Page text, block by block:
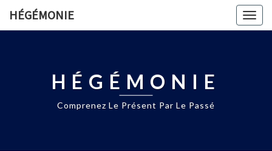
HÉGÉMONIE
HÉGÉMONIE
Comprenez Le Présent Par Le Passé